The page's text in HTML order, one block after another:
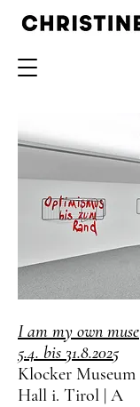
I am my own muse
5.4. bis 31.8.2025
Klocker Museum
Hall i. Tirol | A